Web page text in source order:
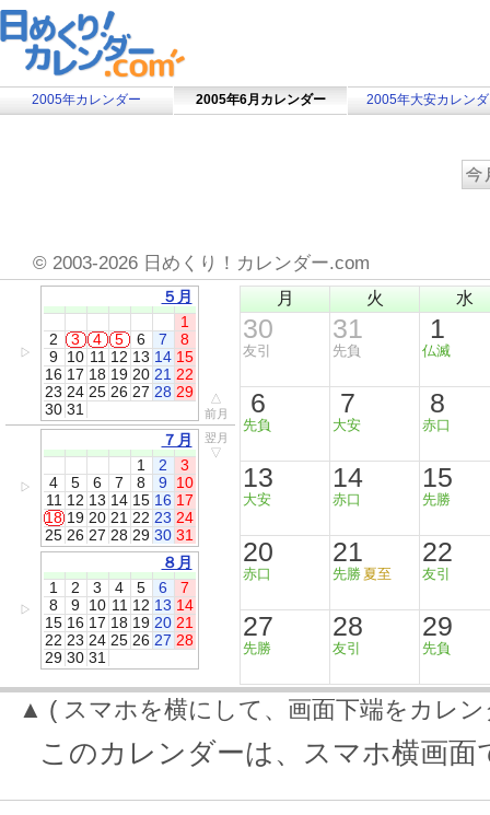
2005年カレンダー 2005年6月カレンダー 2005年大安カレン
© 2003-2026 日めくり！カレンダー.com
▷
５月
1
2
3 4 5 6 7
8
9 10 11 12 13 14 15
16 17 18 19 20 21 22
23 24 25 26 27 28 29
30 31
△
前月
▷
７月
1
2
3
4
5 6 7 8 9
10
11 12 13 14 15 16 17
18 19 20 21 22 23 24
25 26 27 28 29 30 31
翌月
▽
▷
８月
1
2 3 4 5 6
7
8
9 10 11 12 13 14
15 16 17 18 19 20 21
22 23 24 25 26 27 28
29 30 31
月 火 水
30
友引
31
先負
1
仏滅
6
先負
7
大安
8
赤口
13
大安
14
赤口
15
先勝
20
赤口
21
先勝 夏至
22
友引
27
先勝
28
友引
29
先負
▲ ( スマホを横にして、画面下端をカレ
このカレンダーは、スマホ横画面